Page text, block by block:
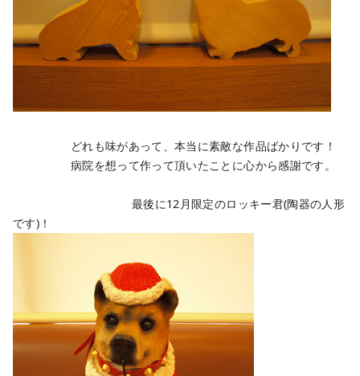
どれも味があって、本当に素敵な作品ばかりです！
病院を想って作って頂いたことに心から感謝です。
最後に12月限定のロッキー君(陶器の人形
です)！